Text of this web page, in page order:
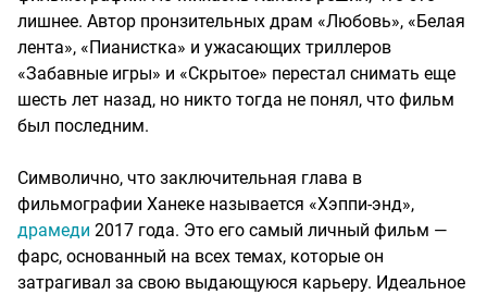
лишнее. Автор пронзительных драм «Любовь», «Белая
лента», «Пианистка» и ужасающих триллеров
«Забавные игры» и «Скрытое» перестал снимать еще
шесть лет назад, но никто тогда не понял, что фильм
был последним.
Символично, что заключительная глава в
фильмографии Ханеке называется «Хэппи-энд»,
драмеди 2017 года. Это его самый личный фильм —
фарс, основанный на всех темах, которые он
затрагивал за свою выдающуюся карьеру. Идеальное